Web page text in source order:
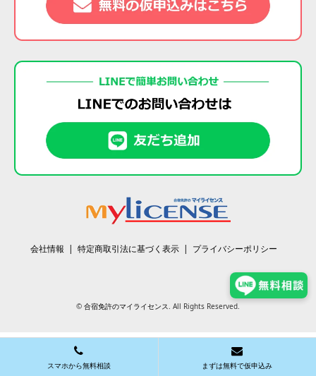
会社情報 特定商取引法に基づく表示 プライバシーポリシー
© 合宿免許のマイライセンス . All Rights Reserved.
スマホから無料相談 まずは無料で仮申込み